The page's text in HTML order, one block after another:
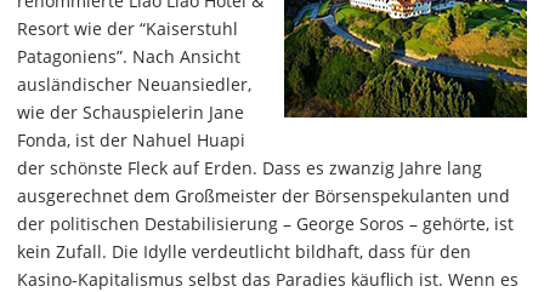
Resort wie der “Kaiserstuhl
Patagoniens”. Nach Ansicht
ausländischer Neuansiedler,
wie der Schauspielerin Jane
Fonda, ist der Nahuel Huapi
der schönste Fleck auf Erden. Dass es zwanzig Jahre lang
ausgerechnet dem Großmeister der Börsenspekulanten und
der politischen Destabilisierung – George Soros – gehörte, ist
kein Zufall. Die Idylle verdeutlicht bildhaft, dass für den
Kasino-Kapitalismus selbst das Paradies käuflich ist. Wenn es